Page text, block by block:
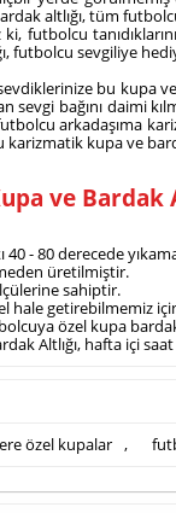
altlığı, tüm
futbolcu
futbolcu sevgiliye
bu kupa
sevgi bağını daimi
arkadaşıma
karizmatik kupa ve
ve Bardak
- 80 derecede
üretilmiştir.
sahiptir.
hale getirebilmemiz
özel kupa
Altlığı, hafta içi
özel kupalar ,